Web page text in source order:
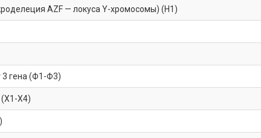
AZF — локуса Y-хромосомы) (Н1)
3 гена (Ф1-Ф3)
(Х1-Х4)